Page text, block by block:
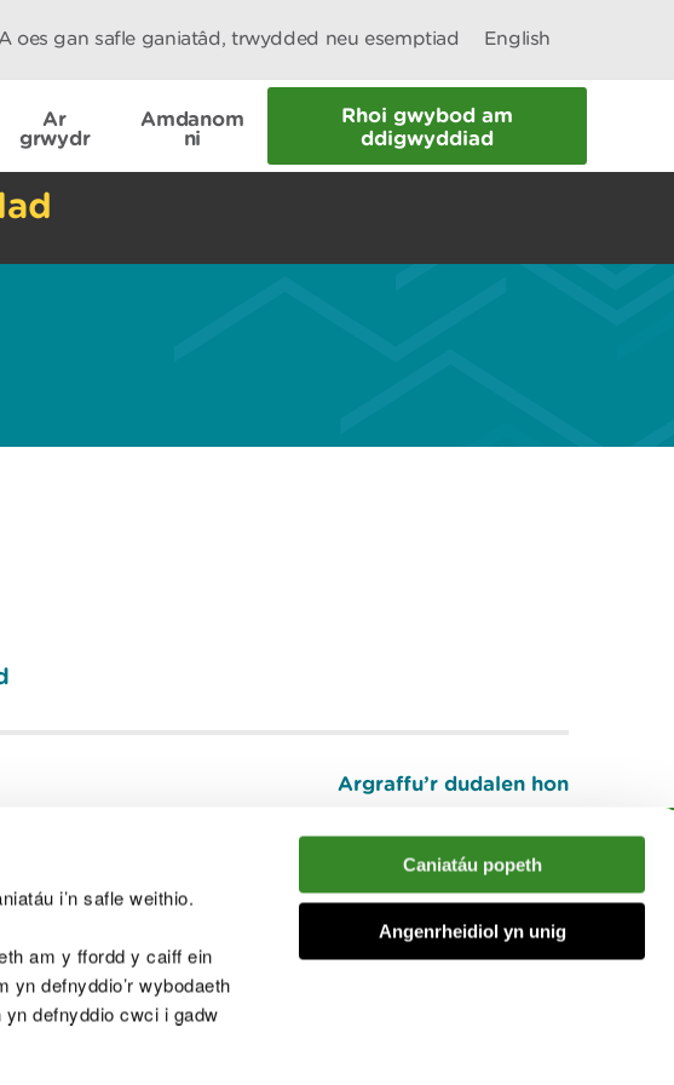
i’n safle weithio.
am y ffordd y caiff ein
yn defnyddio’r wybodaeth
defnyddio cwci i gadw
Caniatáu popeth
Angenrheidiol yn unig
A oes gan safle ganiatâd, trwydded neu esemptiad English
Ar
grwydr
Amdanom
ni
Rhoi gwybod am
ddigwyddiad
Argraffu’r dudalen hon
I fyny